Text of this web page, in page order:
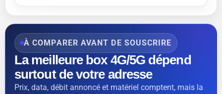
À COMPARER AVANT DE SOUSCRIRE
La meilleure box 4G/5G dépend
surtout de votre adresse
Prix, data, débit annoncé et matériel comptent, mais la